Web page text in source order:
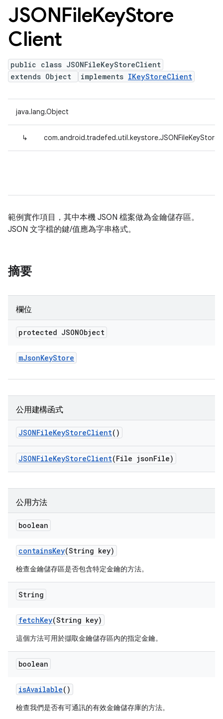
JSONFileKeyStore
Client
public class JSONFileKeyStoreClient
extends Object
implements IKeyStoreClient
java.lang.Object
↳
範例實作項目，其中本機 JSON 檔案做為金鑰儲存區。
JSON 文字檔的鍵/值應為字串格式。
摘要
欄位
protected JSONObject
mJsonKeyStore
公用建構函式
JSONFileKeyStoreClient()
JSONFileKeyStoreClient(File jsonFile)
公用方法
boolean
containsKey(String key)
檢查金鑰儲存區是否包含特定金鑰的方法。
String
fetchKey(String key)
這個方法可用於擷取金鑰儲存區內的指定金鑰。
boolean
isAvailable()
檢查我們是否有可通訊的有效金鑰儲存庫的方法。